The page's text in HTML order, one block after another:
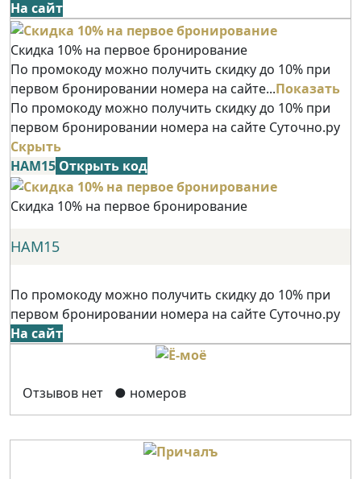
На сайт
Скидка 10% на первое бронирование
По промокоду можно получить скидку до 10% при
первом бронировании номера на сайте...Показать
По промокоду можно получить скидку до 10% при
первом бронировании номера на сайте Суточно.ру
Скрыть
НАМ15 Открыть код
Скидка 10% на первое бронирование
НАМ15
По промокоду можно получить скидку до 10% при
первом бронировании номера на сайте Суточно.ру
На сайт
Отзывов нет ● номеров